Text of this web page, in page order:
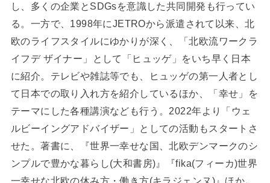
し、多くの企業とSDGsを意識した共同開発も行ってい
る。一方で、1998年にJETROから派遣されて以来、北
欧のライフスタイルにゆかりが深く、「北欧流ワークラ
イフデ ザイナー」として「ヒュッゲ」をいち早く日本
に紹介。テレビや雑誌等でも、ヒュッゲの第一人者とし
て日本での取り入れ方を紹介しているほか、「幸せ」を
テーマにした各種講演なども行う。2022年より「ウェ
ルビーイングアドバイザー」としての活動もスタートさ
せた。著書に、『世界一幸せな国、北欧デンマークのシ
ンプルで豊かな暮らし(大和書房)』『fika(フィーカ)世界
一幸せな北欧の休み方・働き方(キラジェンヌ)』ほか。